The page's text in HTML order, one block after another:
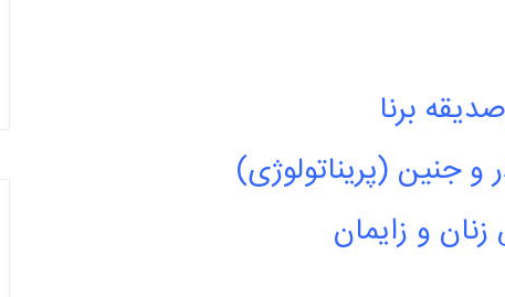
برنا
جنین (پریناتولوژی)
و زایمان